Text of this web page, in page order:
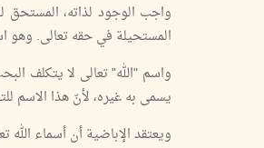
واجب الوجود لذاته، المستحق
المستحيلة في حقه تعالى. وهو
واسم "الله" تعالى لا يتكلف
يسمى به غيره، لأنّ هذا الاسم
ويعتقد الإباضية أن أسماء